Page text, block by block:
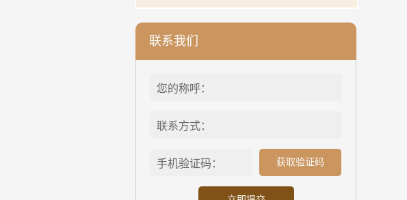
联系我们
获取验证码